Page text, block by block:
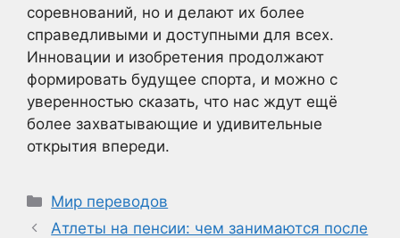
соревнований, но и делают их более
справедливыми и доступными для всех.
Инновации и изобретения продолжают
формировать будущее спорта, и можно с
уверенностью сказать, что нас ждут ещё
более захватывающие и удивительные
открытия впереди.
Рубрики
Мир переводов
Атлеты на пенсии: чем занимаются после